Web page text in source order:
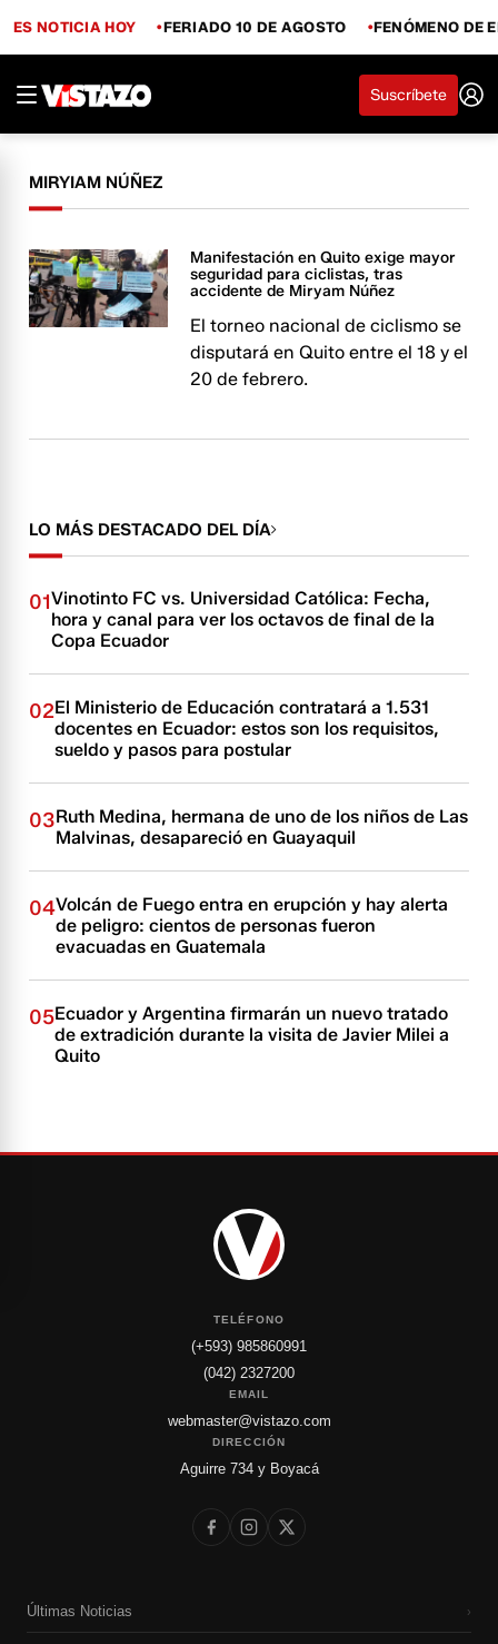
ES NOTICIA HOY FERIADO 10 DE AGOSTO FENÓMENO DE
Suscríbete
MIRYIAM NÚÑEZ
Manifestación en Quito exige mayor
seguridad para ciclistas, tras
accidente de Miryam Núñez
El torneo nacional de ciclismo se
disputará en Quito entre el 18 y el
20 de febrero.
LO MÁS DESTACADO DEL DÍA
01Vinotinto FC vs. Universidad Católica: Fecha,
hora y canal para ver los octavos de final de la
Copa Ecuador
02El Ministerio de Educación contratará a 1.531
docentes en Ecuador: estos son los requisitos,
sueldo y pasos para postular
03Ruth Medina, hermana de uno de los niños de Las
Malvinas, desapareció en Guayaquil
04Volcán de Fuego entra en erupción y hay alerta
de peligro: cientos de personas fueron
evacuadas en Guatemala
05Ecuador y Argentina firmarán un nuevo tratado
de extradición durante la visita de Javier Milei a
Quito
TELÉFONO
(+593) 985860991
(042) 2327200
EMAIL
webmaster@vistazo.com
DIRECCIÓN
Aguirre 734 y Boyacá
Últimas Noticias ›